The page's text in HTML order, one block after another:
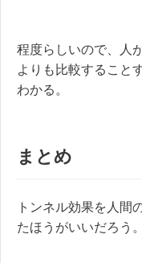
程度らしいので、人
よりも比較すること
わかる。
まとめ
トンネル効果を人間
たほうがいいだろう。